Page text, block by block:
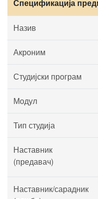
Спецификација
Назив
Акроним
Студијски програм
Модул
Тип студија
Наставник
(предавач)
Наставник/сарадник